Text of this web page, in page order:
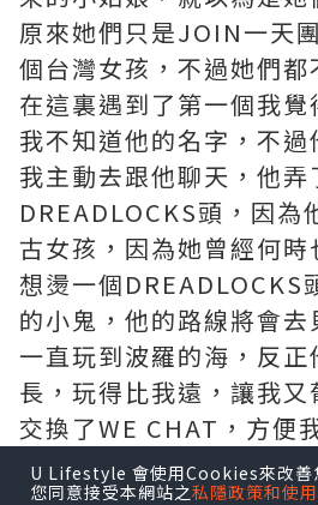
U Lifestyle 會使用Cookies來改善
您同意接受本網站之私隱政策和使
原來她們只是JOIN一天
個台灣女孩，不過她們都
在這裏遇到了第一個我覺
我不知道他的名字，不過
我主動去跟他聊天，他弄
DREADLOCKS頭，因為
古女孩，因為她曾經何
想燙一個DREADLOCKS
的小鬼，他的路線將會
一直玩到波羅的海，反
長，玩得比我遠，讓我
交換了WE CHAT，方便
爾的行程。